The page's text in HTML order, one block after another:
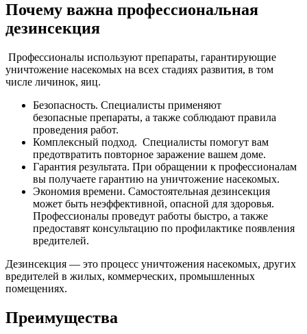
Почему важна профессиональная
дезинсекция
Профессионалы используют препараты, гарантирующие
уничтожение насекомых на всех стадиях развития, в том
числе личинок, яиц.
Безопасность. Специалисты применяют
безопасные препараты, а также соблюдают правила
проведения работ.
Комплексный подход. Специалисты помогут вам
предотвратить повторное заражение вашем доме.
Гарантия результата. При обращении к профессионалам
вы получаете гарантию на уничтожение насекомых.
Экономия времени. Самостоятельная дезинсекция
может быть неэффективной, опасной для здоровья.
Профессионалы проведут работы быстро, а также
предоставят консультацию по профилактике появления
вредителей.
Дезинсекция — это процесс уничтожения насекомых, других
вредителей в жилых, коммерческих, промышленных
помещениях.
Преимущества